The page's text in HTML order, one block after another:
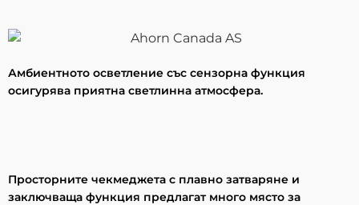
Амбиентното осветление със сензорна функция
осигурява приятна светлинна атмосфера.
Просторните чекмеджета с плавно затваряне и
заключваща функция предлагат много място за